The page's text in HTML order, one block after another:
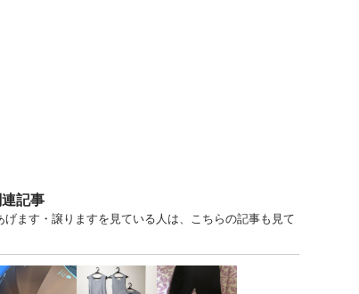
記事
ます・譲りますを見ている人は、こちらの記事も見て